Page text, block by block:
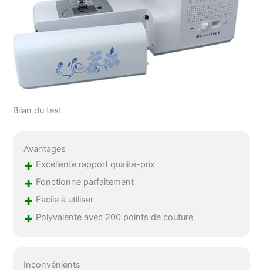
Bilan du test
Avantages
+ Excellente rapport qualité-prix
+ Fonctionne parfaitement
+ Facile à utiliser
+ Polyvalente avec 200 points de couture
Inconvénients